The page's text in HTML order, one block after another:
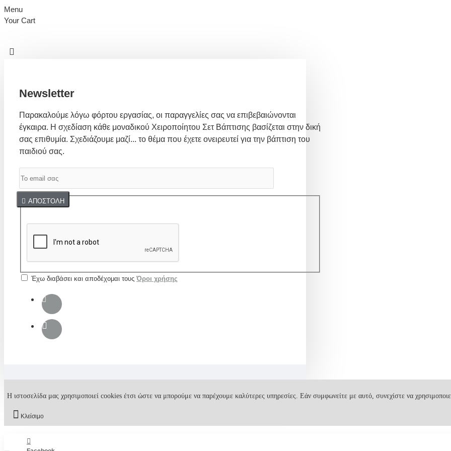
Menu
Your Cart
Newsletter
Παρακαλούμε λόγω φόρτου εργασίας, οι παραγγελίες σας να επιβεβαιώνονται
έγκαιρα. Η σχεδίαση κάθε μοναδικού Χειροποίητου Σετ Βάπτισης βασίζεται στην δική
σας επιθυμία. Σχεδιάζουμε μαζί... το θέμα που έχετε ονειρευτεί για την βάπτιση του
παιδιού σας.
ΑΠΟΣΤΟΛΉ
Captcha
Έχω διαβάσει και αποδέχομαι τους Όροι χρήσης
Η ιστοσελίδα μας χρησιμοποιεί cookies έτσι ώστε να μπορούμε να παρέχουμε καλύτερες υπηρεσίες. Εάν συμφωνείτε με αυτό, συνεχίστε να
Κλείσιμο